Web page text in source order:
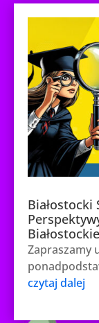
Zapraszamy
czytaj dalej